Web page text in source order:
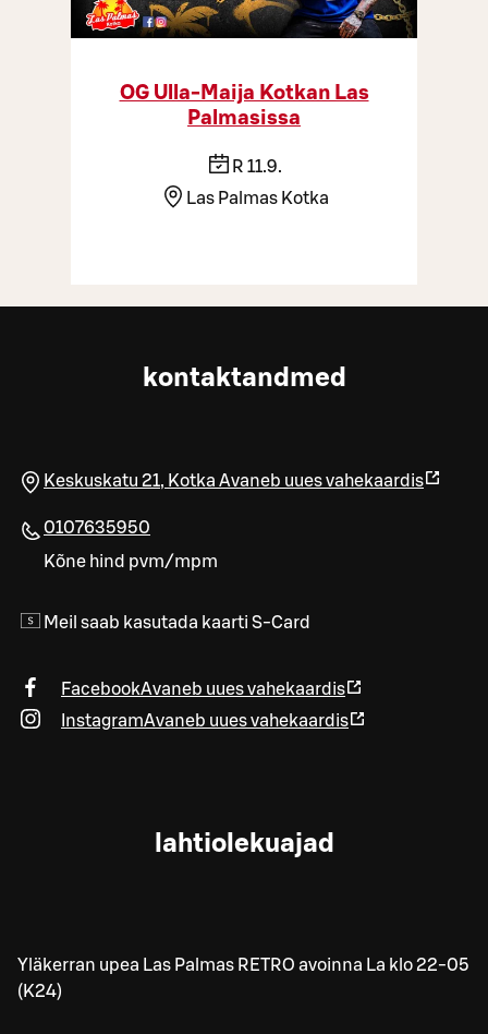
OG Ulla-Maija Kotkan Las
Palmasissa
R 11.9.
Las Palmas Kotka
kontaktandmed
Keskuskatu 21, Kotka Avaneb uues vahekaardis
0107635950
Kõne hind pvm/mpm
Meil saab kasutada kaarti S-Card
FacebookAvaneb uues vahekaardis
InstagramAvaneb uues vahekaardis
lahtiolekuajad
Yläkerran upea Las Palmas RETRO avoinna La klo 22-05
(K24)